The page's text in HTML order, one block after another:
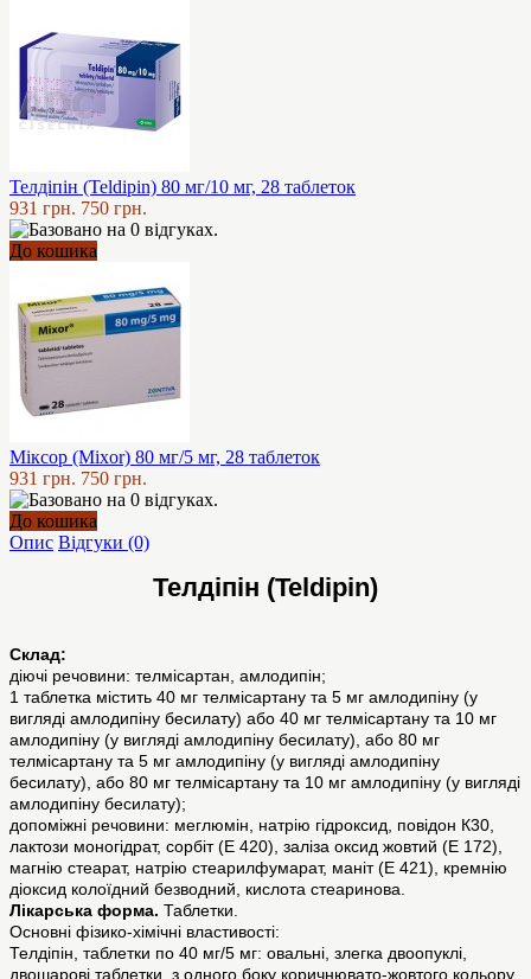
Телдіпін (Teldipin) 80 мг/10 мг, 28 таблеток
931 грн. 750 грн.
До кошика
Міксор (Mixor) 80 мг/5 мг, 28 таблеток
931 грн. 750 грн.
До кошика
Опис Відгуки (0)
Телдіпін (Teldipin)
Склад:
діючі речовини: телмісартан, амлодипін;
1 таблетка містить 40 мг телмісартану та 5 мг амлодипіну (у
вигляді амлодипіну бесилату) або 40 мг телмісартану та 10 мг
амлодипіну (у вигляді амлодипіну бесилату), або 80 мг
телмісартану та 5 мг амлодипіну (у вигляді амлодипіну
бесилату), або 80 мг телмісартану та 10 мг амлодипіну (у вигляді
амлодипіну бесилату);
допоміжні речовини: меглюмін, натрію гідроксид, повідон К30,
лактози моногідрат, сорбіт (Е 420), заліза оксид жовтий (Е 172),
магнію стеарат, натрію стеарилфумарат, маніт (E 421), кремнію
діоксид колоїдний безводний, кислота стеаринова.
Лікарська форма. Таблетки.
Основні фізико-хімічні властивості:
Телдіпін, таблетки по 40 мг/5 мг: овальні, злегка двоопуклі,
двошарові таблетки, з одного боку коричнювато-жовтого кольору,